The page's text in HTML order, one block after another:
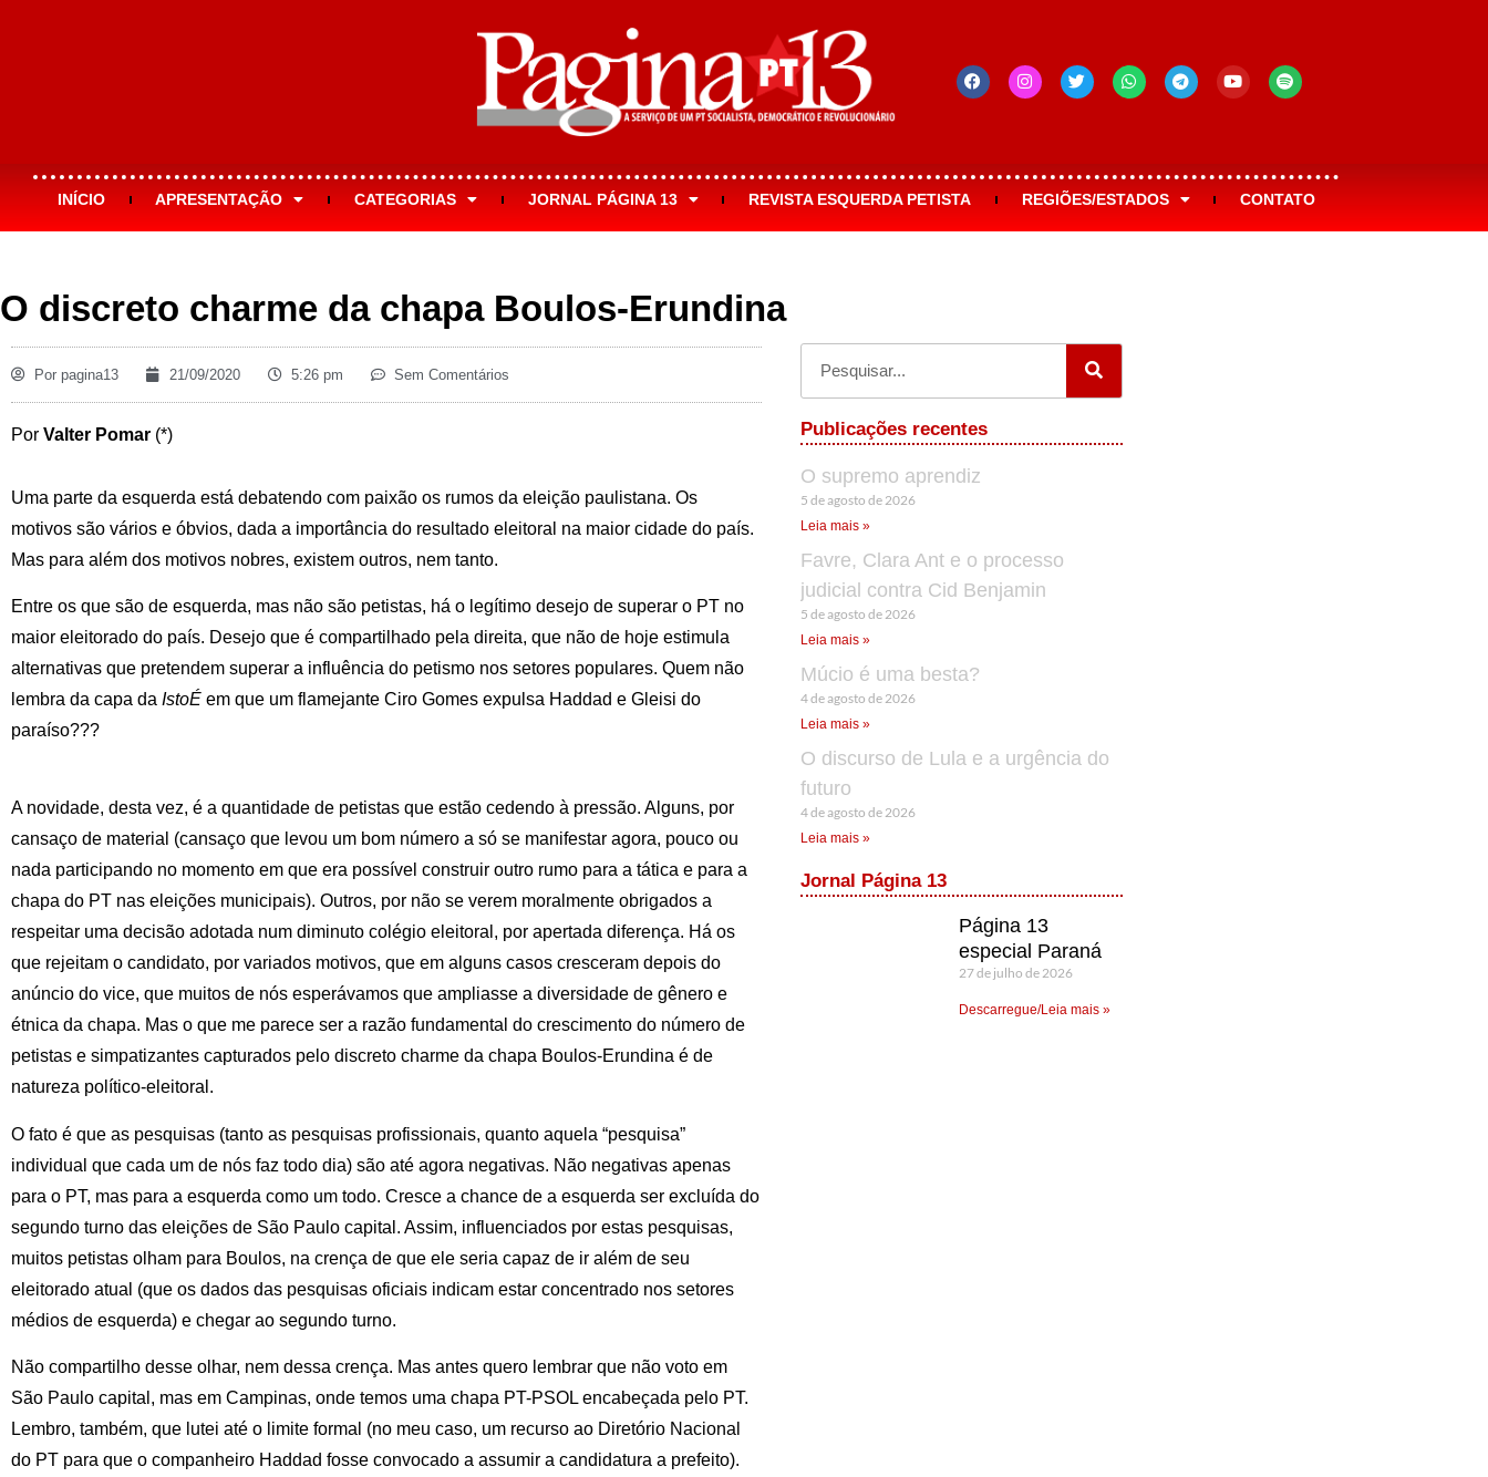
INÍCIO APRESENTAÇÃO CATEGORIAS JORNAL PÁGINA 13 REVISTA ESQUERDA PETISTA REGIÕES/ESTADOS CONTATO
O discreto charme da chapa Boulos-Erundina
Por pagina13 21/09/2020 5:26 pm Sem Comentários
Por Valter Pomar (*)
Uma parte da esquerda está debatendo com paixão os rumos da eleição paulistana. Os
motivos são vários e óbvios, dada a importância do resultado eleitoral na maior cidade do país.
Mas para além dos motivos nobres, existem outros, nem tanto.
Entre os que são de esquerda, mas não são petistas, há o legítimo desejo de superar o PT no
maior eleitorado do país. Desejo que é compartilhado pela direita, que não de hoje estimula
alternativas que pretendem superar a influência do petismo nos setores populares. Quem não
lembra da capa da IstoÉ em que um flamejante Ciro Gomes expulsa Haddad e Gleisi do
paraíso???
A novidade, desta vez, é a quantidade de petistas que estão cedendo à pressão. Alguns, por
cansaço de material (cansaço que levou um bom número a só se manifestar agora, pouco ou
nada participando no momento em que era possível construir outro rumo para a tática e para a
chapa do PT nas eleições municipais). Outros, por não se verem moralmente obrigados a
respeitar uma decisão adotada num diminuto colégio eleitoral, por apertada diferença. Há os
que rejeitam o candidato, por variados motivos, que em alguns casos cresceram depois do
anúncio do vice, que muitos de nós esperávamos que ampliasse a diversidade de gênero e
étnica da chapa. Mas o que me parece ser a razão fundamental do crescimento do número de
petistas e simpatizantes capturados pelo discreto charme da chapa Boulos-Erundina é de
natureza político-eleitoral.
O fato é que as pesquisas (tanto as pesquisas profissionais, quanto aquela “pesquisa”
individual que cada um de nós faz todo dia) são até agora negativas. Não negativas apenas
para o PT, mas para a esquerda como um todo. Cresce a chance de a esquerda ser excluída do
segundo turno das eleições de São Paulo capital. Assim, influenciados por estas pesquisas,
muitos petistas olham para Boulos, na crença de que ele seria capaz de ir além de seu
eleitorado atual (que os dados das pesquisas oficiais indicam estar concentrado nos setores
médios de esquerda) e chegar ao segundo turno.
Não compartilho desse olhar, nem dessa crença. Mas antes quero lembrar que não voto em
São Paulo capital, mas em Campinas, onde temos uma chapa PT-PSOL encabeçada pelo PT.
Lembro, também, que lutei até o limite formal (no meu caso, um recurso ao Diretório Nacional
do PT para que o companheiro Haddad fosse convocado a assumir a candidatura a prefeito).
Publicações recentes
O supremo aprendiz
5 de agosto de 2026
Leia mais »
Favre, Clara Ant e o processo
judicial contra Cid Benjamin
5 de agosto de 2026
Leia mais »
Múcio é uma besta?
4 de agosto de 2026
Leia mais »
O discurso de Lula e a urgência do
futuro
4 de agosto de 2026
Leia mais »
Jornal Página 13
Página 13
especial Paraná
27 de julho de 2026
Descarregue/Leia mais »